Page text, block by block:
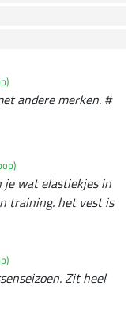
andere merken. #
je wat elastiekjes in
training. het vest is
Zit heel